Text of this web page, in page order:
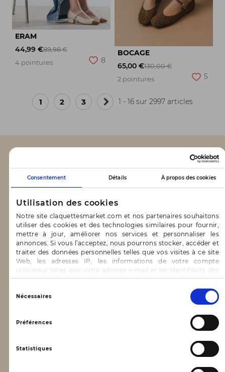
Consentement Détails À propos des cookies
Utilisation des cookies
Notre site claquettesmarket.com et nos partenaires souhaitons
utiliser des cookies et des technologies similaires pour fournir,
mettre à jour, améliorer nos services et personnaliser les
annonces. Si vous l’acceptez, nous pourrons stocker, accéder et
traiter des données personnelles telles que vos visites à ce site
Web, les adresses IP, les informations de votre compte
utilisateur telles que votre adresse e-mail et les identifiants des
cookies.
Vous avez le choix d’« Accepter » pour consentir à ces
utilisations, de « Refuser » pour vous y opposer ou
de sélectionner vos préférences concernant chaque catégorie
de cookie en cliquant sur « Valider la sélection » pour valider vos
options. Vous pouvez à tout moment modifier vos préférences
Nécessaires
Préférences
Statistiques
ERAM
44,99 €89,98 €
4 pointures
8
BOCAGE
65,00 €130,00 €
2 pointures
5
1 2 3
Page
1 - 16 sur 2997 articles
CLAQUETTES MARKET
Blog
CONTACT & AIDE
FAQ
Nous contacter
INFORMATIONS
Mentions légales
Données personnelles, vie privée